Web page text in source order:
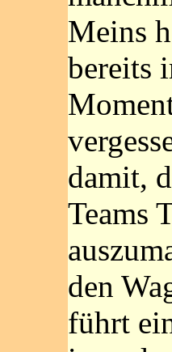
Meins
bereits
damit,
Teams
den
führt